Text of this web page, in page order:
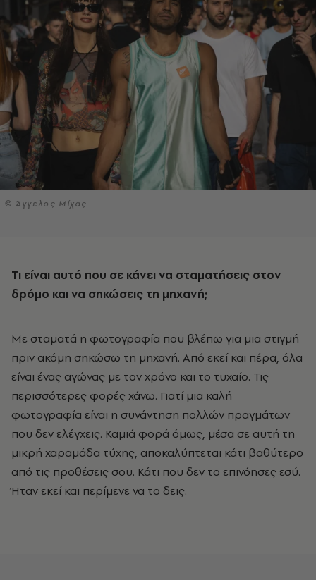
© Άγγελος Μίχας
Τι είναι αυτό που σε κάνει να σταματήσεις στον
δρόμο και να σηκώσεις τη μηχανή;
Με σταματά η φωτογραφία που βλέπω για μια στιγμή
πριν ακόμη σηκώσω τη μηχανή. Από εκεί και πέρα, όλα
είναι ένας αγώνας με τον χρόνο και το τυχαίο. Τις
περισσότερες φορές χάνω. Γιατί μια καλή
φωτογραφία είναι η συνάντηση πολλών πραγμάτων
που δεν ελέγχεις. Καμιά φορά όμως, μέσα σε αυτή τη
μικρή χαραμάδα τύχης, αποκαλύπτεται κάτι βαθύτερο
από τις προθέσεις σου. Κάτι που δεν το επινόησες εσύ.
Ήταν εκεί και περίμενε να το δεις.